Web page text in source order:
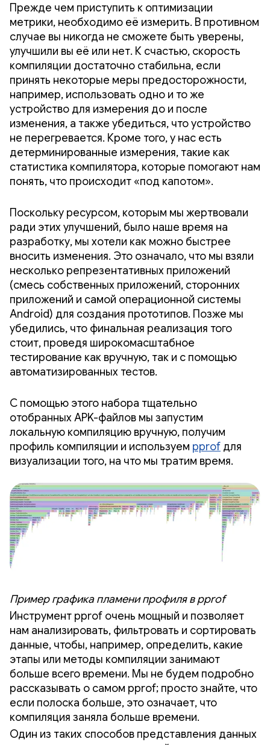
Прежде чем приступить к оптимизации
метрики, необходимо её измерить. В противном
случае вы никогда не сможете быть уверены,
улучшили вы её или нет. К счастью, скорость
компиляции достаточно стабильна, если
принять некоторые меры предосторожности,
например, использовать одно и то же
устройство для измерения до и после
изменения, а также убедиться, что устройство
не перегревается. Кроме того, у нас есть
детерминированные измерения, такие как
статистика компилятора, которые помогают нам
понять, что происходит «под капотом».
Поскольку ресурсом, которым мы жертвовали
ради этих улучшений, было наше время на
разработку, мы хотели как можно быстрее
вносить изменения. Это означало, что мы взяли
несколько репрезентативных приложений
(смесь собственных приложений, сторонних
приложений и самой операционной системы
Android) для создания прототипов. Позже мы
убедились, что финальная реализация того
стоит, проведя широкомасштабное
тестирование как вручную, так и с помощью
автоматизированных тестов.
С помощью этого набора тщательно
отобранных APK-файлов мы запустим
локальную компиляцию вручную, получим
профиль компиляции и используем pprof для
визуализации того, на что мы тратим время.
Пример графика пламени профиля в pprof
Инструмент pprof очень мощный и позволяет
нам анализировать, фильтровать и сортировать
данные, чтобы, например, определить, какие
этапы или методы компиляции занимают
больше всего времени. Мы не будем подробно
рассказывать о самом pprof; просто знайте, что
если полоска больше, это означает, что
компиляция заняла больше времени.
Один из таких способов представления данных